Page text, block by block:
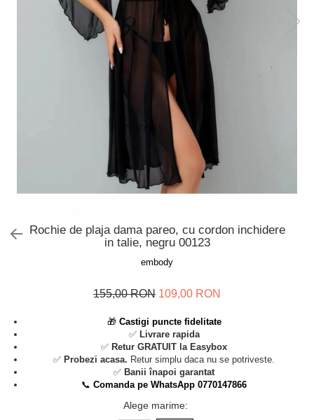
Rochii de plaja
Sort baie barbati
Pijamale copii
Pijamale bebelusi
Pijamale salopeta copii
Pijamale cocolino copii
Rochie de plaja dama pareo, cu cordon inchidere
in talie, negru 00123
embody
155,00 RON 109,00 RON
🎁 Castigi puncte fidelitate
✅ Livrare rapida
✅ Retur GRATUIT la Easybox
✅ Probezi acasa. Retur simplu daca nu se potriveste.
✅ Banii înapoi garantat
📞 Comanda pe WhatsApp 0770147866
Alege marime: